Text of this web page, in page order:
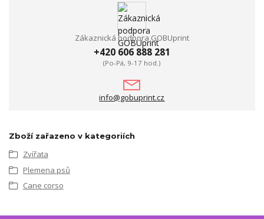
Zákaznická podpora GOBUprint
+420 606 888 281
(Po-Pá, 9-17 hod.)
info@gobuprint.cz
Zboží zařazeno v kategoriích
Zvířata
Plemena psů
Cane corso